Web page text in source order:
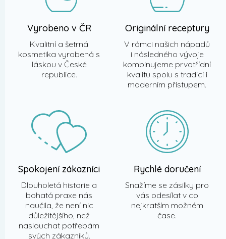
Vyrobeno v ČR
Kvalitní a šetrná
kosmetika vyrobená s
láskou v České
republice.
Originální receptury
V rámci našich nápadů
i následného vývoje
kombinujeme prvotřídní
kvalitu spolu s tradicí i
moderním přístupem.
Spokojení zákazníci
Dlouholetá historie a
bohatá praxe nás
naučila, že není nic
důležitějšího, než
naslouchat potřebám
svých zákazníků.
Rychlé doručení
Snažíme se zásilky pro
vás odesílat v co
nejkratším možném
čase.